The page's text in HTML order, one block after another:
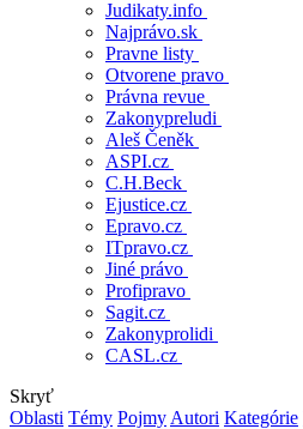
Judikaty.info
Najprávo.sk
Pravne listy
Otvorene pravo
Právna revue
Zakonypreludi
Aleš Čeněk
ASPI.cz
C.H.Beck
Ejustice.cz
Epravo.cz
ITpravo.cz
Jiné právo
Profipravo
Sagit.cz
Zakonyprolidi
CASL.cz
Skryť
Oblasti Témy Pojmy Autori Kategórie